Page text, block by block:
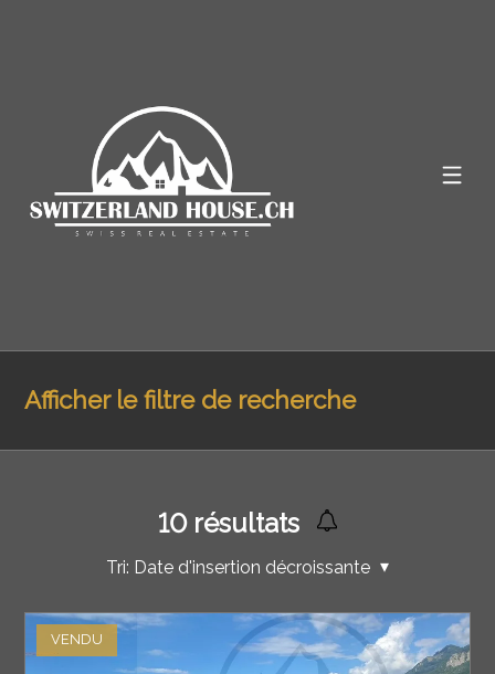
Afficher le filtre de recherche
10résultats
Tri: Date d'insertion décroissante
VENDU